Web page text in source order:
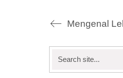
Mengenal
for: